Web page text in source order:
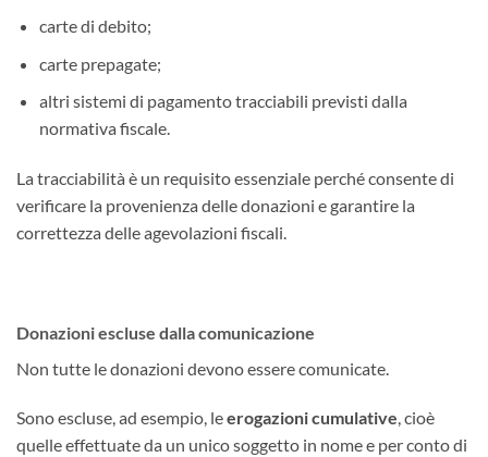
carte di debito;
carte prepagate;
altri sistemi di pagamento tracciabili previsti dalla
normativa fiscale.
La tracciabilità è un requisito essenziale perché consente di
verificare la provenienza delle donazioni e garantire la
correttezza delle agevolazioni fiscali.
Donazioni escluse dalla comunicazione
Non tutte le donazioni devono essere comunicate.
Sono escluse, ad esempio, leerogazioni cumulative, cioè
quelle effettuate da un unico soggetto in nome e per conto di